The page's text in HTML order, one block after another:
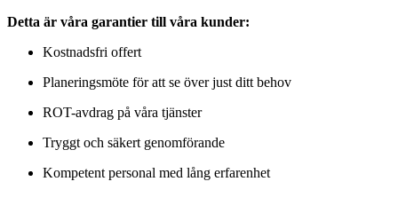
Detta är våra garantier till våra kunder:
Kostnadsfri offert
Planeringsmöte för att se över just ditt behov
ROT-avdrag på våra tjänster
Tryggt och säkert genomförande
Kompetent personal med lång erfarenhet